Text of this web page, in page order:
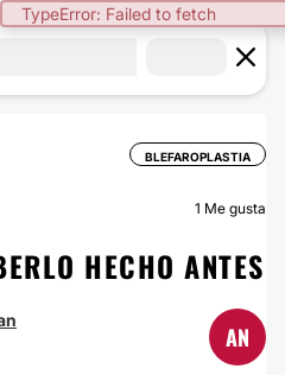
TypeError: Failed to fetch
BLEFAROPLASTIA
1 Me gusta
HECHO ANTES
AN